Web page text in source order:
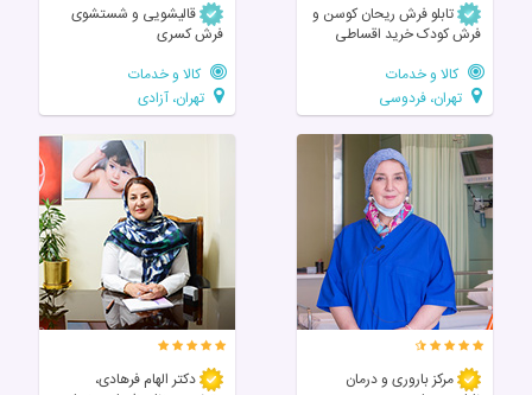
تابلو فرش ریحان کوسن و
فرش کودک خرید اقساطی
کالا و خدمات
تهران، فردوسی
قالیشویی و شستشوی
فرش کسری
کالا و خدمات
تهران، آزادی
مرکز باروری و درمان
دکتر الهام فرهادی،